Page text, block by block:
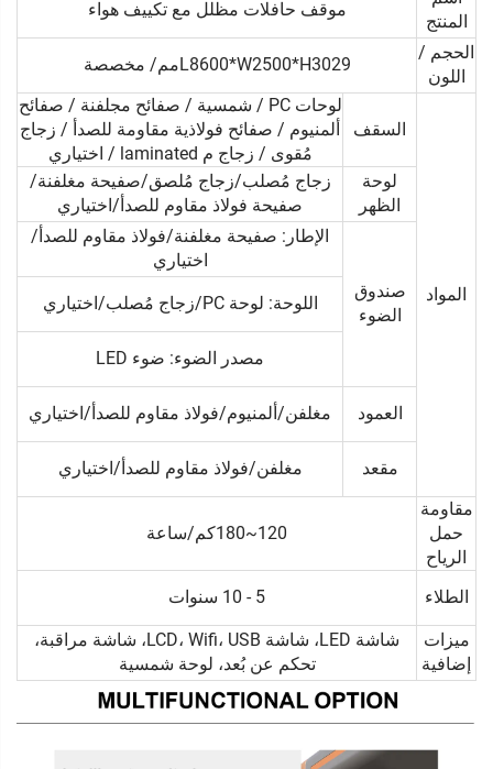
المنتج
موقف حافلات مظلل مع تكييف هواء
الحجم /
اللون
L8600*W2500*H3029مم/ مخصصة
المواد
السقف
لوحات PC / شمسية / صفائح مجلفنة / صفائح
ألمنيوم / صفائح فولاذية مقاومة للصدأ / زجاج
مُقوى / زجاج م laminated / اختياري
لوحة
الظهر
زجاج مُصلب/زجاج مُلصق/صفيحة مغلفنة/
صفيحة فولاذ مقاوم للصدأ/اختياري
صندوق
الضوء
الإطار: صفيحة مغلفنة/فولاذ مقاوم للصدأ/
اختياري
اللوحة: لوحة PC/زجاج مُصلب/اختياري
مصدر الضوء: ضوء LED
العمود مغلفن/ألمنيوم/فولاذ مقاوم للصدأ/اختياري
مقعد
مغلفن/فولاذ مقاوم للصدأ/اختياري
مقاومة
حمل
الرياح
120~180كم/ساعة
الطلاء 5 - 10 سنوات
ميزات
إضافية
شاشة LED، شاشة LCD، Wifi، USB، شاشة مراقبة،
تحكم عن بُعد، لوحة شمسية